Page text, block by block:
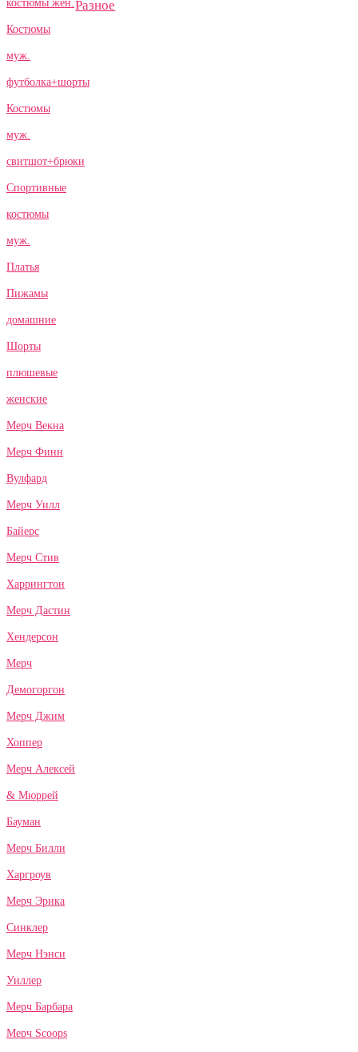
костюмы жен.
Костюмы
муж.
футболка+шорты
Костюмы
муж.
свитшот+брюки
Спортивные
костюмы
муж.
Платья
Пижамы
домашние
Шорты
плюшевые
женские
Мерч Векна
Мерч Финн
Вулфард
Мерч Уилл
Байерс
Мерч Стив
Харрингтон
Мерч Дастин
Хендерсон
Мерч
Демогоргон
Мерч Джим
Хоппер
Мерч Алексей
& Мюррей
Бауман
Мерч Билли
Харгроув
Мерч Эрика
Синклер
Мерч Нэнси
Уиллер
Мерч Барбара
Мерч Scoops
Разное